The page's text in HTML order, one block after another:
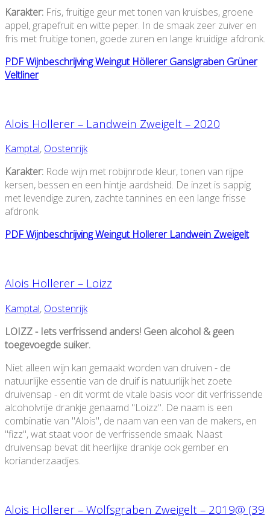
Karakter: Fris, fruitige geur met tonen van kruisbes, groene
appel, grapefruit en witte peper. In de smaak zeer zuiver en
fris met fruitige tonen, goede zuren en lange kruidige afdronk.
PDF Wijnbeschrijving Weingut Höllerer Ganslgraben Grüner
Veltliner
Alois Hollerer – Landwein Zweigelt – 2020
Kamptal, Oostenrijk
Karakter: Rode wijn met robijnrode kleur, tonen van rijpe
kersen, bessen en een hintje aardsheid. De inzet is sappig
met levendige zuren, zachte tannines en een lange frisse
afdronk.
PDF Wijnbeschrijving Weingut Hollerer Landwein Zweigelt
Alois Hollerer – Loizz
Kamptal, Oostenrijk
LOIZZ - Iets verfrissend anders! Geen alcohol & geen
toegevoegde suiker.
Niet alleen wijn kan gemaakt worden van druiven - de
natuurlijke essentie van de druif is natuurlijk het zoete
druivensap - en dit vormt de vitale basis voor dit verfrissende
alcoholvrije drankje genaamd "Loizz". De naam is een
combinatie van "Alois", de naam van een van de makers, en
"fizz", wat staat voor de verfrissende smaak. Naast
druivensap bevat dit heerlijke drankje ook gember en
korianderzaadjes.
Alois Hollerer – Wolfsgraben Zweigelt – 2019@ (39